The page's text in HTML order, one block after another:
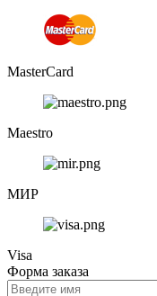
MasterCard
Maestro
МИР
Visa
Форма заказа